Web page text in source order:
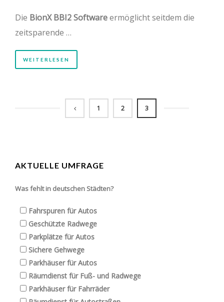
Die BionX BBI2 Softwareermöglicht seitdem die
zeitsparende …
WEITERLESEN
1 2 3
AKTUELLE UMFRAGE
Was fehlt in deutschen Städten?
Fahrspuren für Autos
Geschützte Radwege
Parkplätze für Autos
Sichere Gehwege
Parkhäuser für Autos
Räumdienst für Fuß- und Radwege
Parkhäuser für Fahrräder